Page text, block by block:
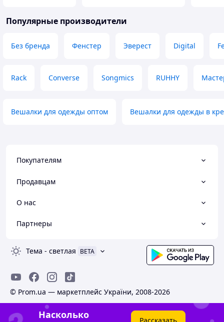
Популярные производители
Без бренда Фенстер Эверест Digital
Rack Converse Songmics RUHHY
Вешалки для одежды оптом Вешалки для одежды в
Покупателям
Продавцам
О нас
Партнеры
Тема - светлая BETA
© Prom.ua — маркетплейс України, 2008-2026
Насколько